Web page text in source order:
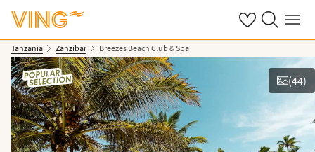
Se dinaSök på ving.se
Meny
Tanzania Zanzibar Breezes Beach Club & Spa
(44)